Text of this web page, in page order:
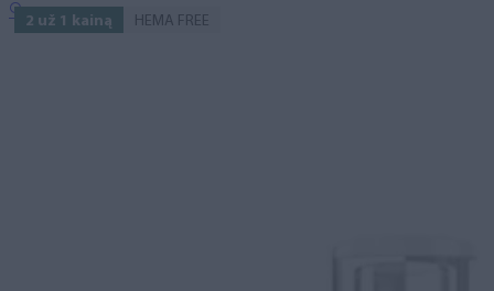
2 už 1 kainą HEMA FREE
🔍